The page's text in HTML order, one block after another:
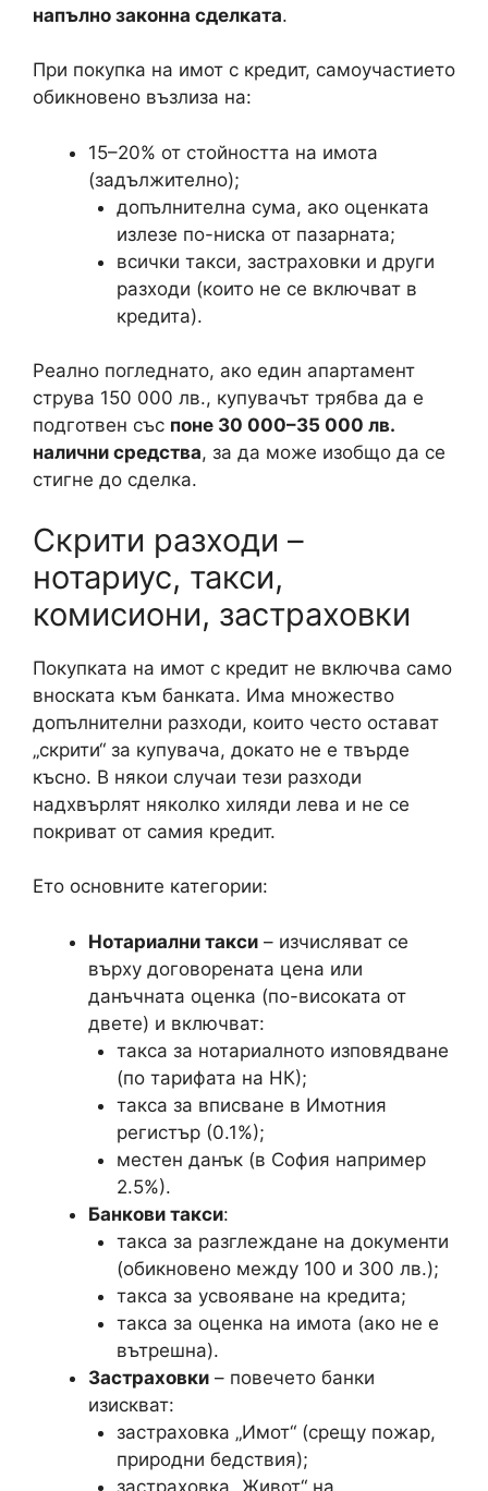
напълно законна сделката.
При покупка на имот с кредит, самоучастието
обикновено възлиза на:
15–20% от стойността на имота
(задължително);
допълнителна сума, ако оценката
излезе по-ниска от пазарната;
всички такси, застраховки и други
разходи (които не се включват в
кредита).
Реално погледнато, ако един апартамент
струва 150 000 лв., купувачът трябва да е
подготвен със поне 30 000–35 000 лв.
налични средства, за да може изобщо да се
стигне до сделка.
Скрити разходи –
нотариус, такси,
комисиони, застраховки
Покупката на имот с кредит не включва само
вноската към банката. Има множество
допълнителни разходи, които често остават
„скрити“ за купувача, докато не е твърде
късно. В някои случаи тези разходи
надхвърлят няколко хиляди лева и не се
покриват от самия кредит.
Ето основните категории:
Нотариални такси – изчисляват се
върху договорената цена или
данъчната оценка (по-високата от
двете) и включват:
такса за нотариалното изповядване
(по тарифата на НК);
такса за вписване в Имотния
регистър (0.1%);
местен данък (в София например
2.5%).
Банкови такси:
такса за разглеждане на документи
(обикновено между 100 и 300 лв.);
такса за усвояване на кредита;
такса за оценка на имота (ако не е
вътрешна).
Застраховки – повечето банки
изискват:
застраховка „Имот“ (срещу пожар,
природни бедствия);
застраховка „Живот“ на